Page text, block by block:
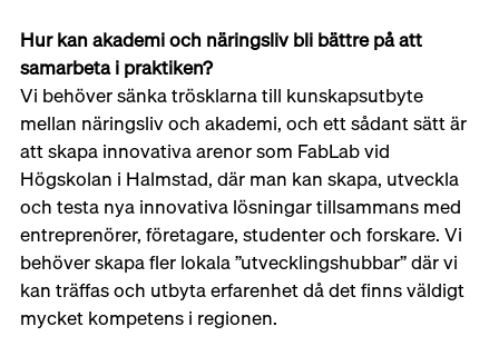
Hur kan akademi och näringsliv bli bättre på att
samarbeta i praktiken?
Vi behöver sänka trösklarna till kunskapsutbyte
mellan näringsliv och akademi, och ett sådant sätt är
att skapa innovativa arenor som FabLab vid
Högskolan i Halmstad, där man kan skapa, utveckla
och testa nya innovativa lösningar tillsammans med
entreprenörer, företagare, studenter och forskare. Vi
behöver skapa fler lokala ”utvecklingshubbar” där vi
kan träffas och utbyta erfarenhet då det finns väldigt
mycket kompetens i regionen.